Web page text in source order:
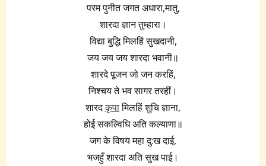
परम पुनीत जगत अधारा,मातु,
शारदा ज्ञान तुम्हारा।
विद्या बुद्धि मिलहिं सुखदानी,
जय जय जय शारदा भवानी॥
शारदे पूजन जो जन करहिं,
निश्चय ते भव सागर तरहीं।
शारदकृपामिलहिं शुचि ज्ञाना,
होई सकल्विधि अति कल्याणा॥
जग के विषय महा दु:ख दाई,
भजहुँ शारदा अति सुख पाई।